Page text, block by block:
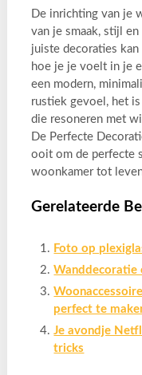
De inrichting van je
van je smaak, stijl
juiste decoraties
hoe je je voelt in je
een modern,
rustiek gevoel, het
die resoneren met
De Perfecte
ooit om de perfecte
woonkamer tot
Gerelateerde
Foto op
Wanddecoratie
perfect te
Je avondje
tricks